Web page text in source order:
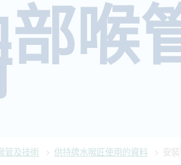
喉
管及技術 供持牌水喉匠使用的資料 安